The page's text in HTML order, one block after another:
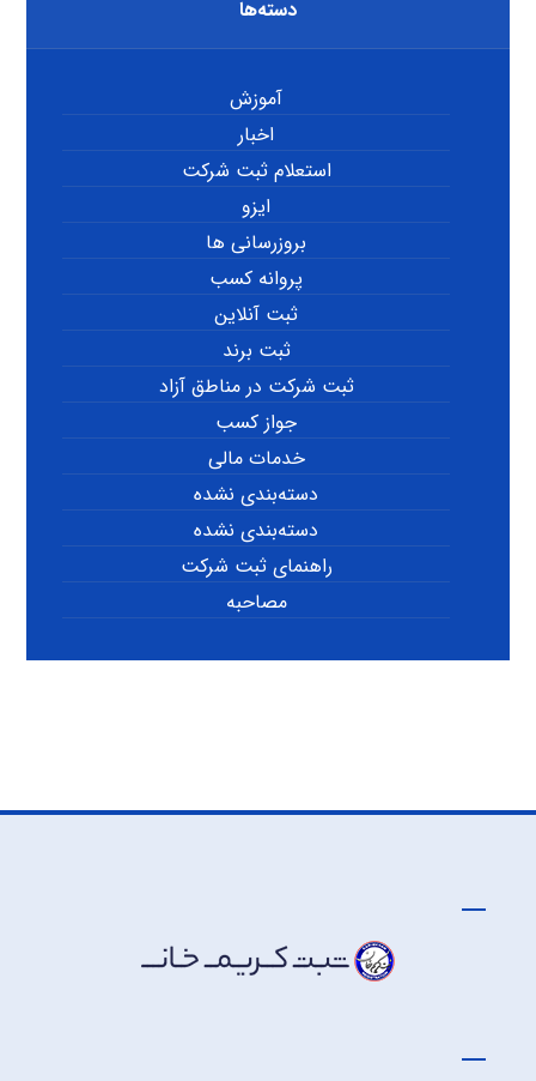
دسته‌ها
آموزش
اخبار
استعلام ثبت شرکت
ایزو
بروزرسانی ها
پروانه کسب
ثبت آنلاین
ثبت برند
ثبت شرکت در مناطق آزاد
جواز کسب
خدمات مالی
دسته‌بندی نشده
دسته‌بندی نشده
راهنمای ثبت شرکت
مصاحبه